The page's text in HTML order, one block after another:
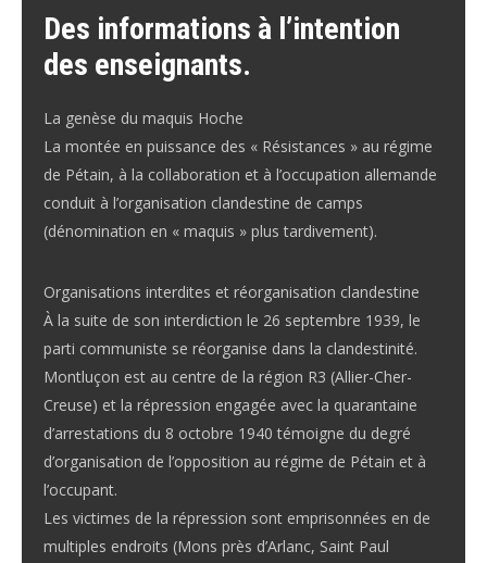
Des informations à l’intention
des enseignants.
La genèse du maquis Hoche
La montée en puissance des « Résistances » au régime
de Pétain, à la collaboration et à l’occupation allemande
conduit à l’organisation clandestine de camps
(dénomination en « maquis » plus tardivement).
Organisations interdites et réorganisation clandestine
À la suite de son interdiction le 26 septembre 1939, le
parti communiste se réorganise dans la clandestinité.
Montluçon est au centre de la région R3 (Allier-Cher-
Creuse) et la répression engagée avec la quarantaine
d’arrestations du 8 octobre 1940 témoigne du degré
d’organisation de l’opposition au régime de Pétain et à
l’occupant.
Les victimes de la répression sont emprisonnées en de
multiples endroits (Mons près d’Arlanc, Saint Paul